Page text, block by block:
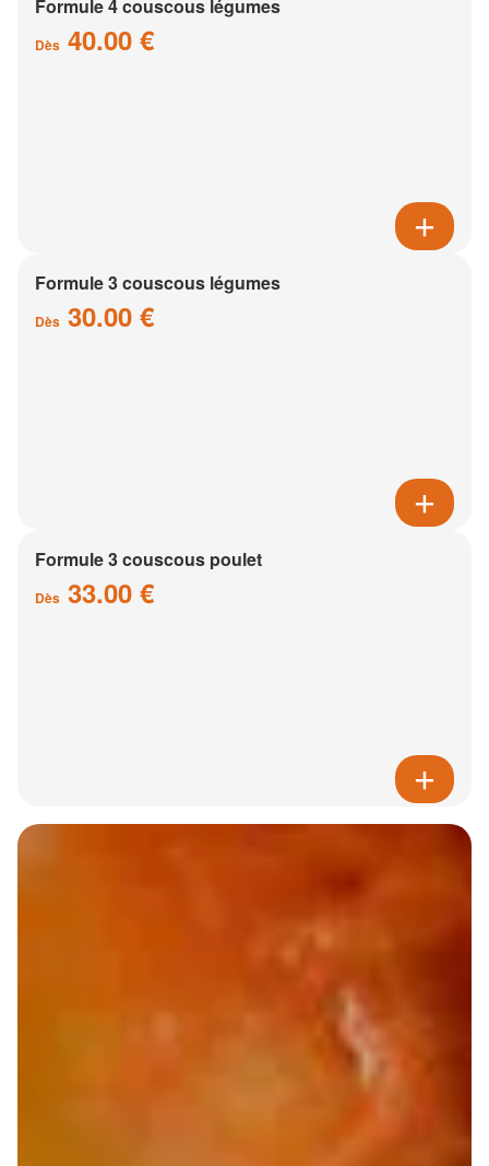
Formule 4 couscous légumes
Dès 40.00 €
Formule 3 couscous légumes
Dès 30.00 €
Formule 3 couscous poulet
Dès 33.00 €